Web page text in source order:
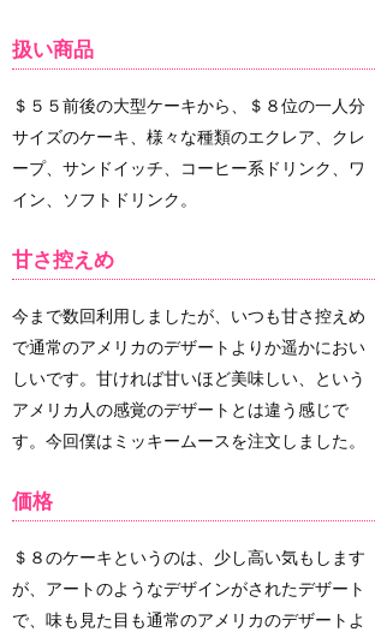
扱い商品
＄５５前後の大型ケーキから、＄８位の一人分
サイズのケーキ、様々な種類のエクレア、クレ
ープ、サンドイッチ、コーヒー系ドリンク、ワ
イン、ソフトドリンク。
甘さ控えめ
今まで数回利用しましたが、いつも甘さ控えめ
で通常のアメリカのデザートよりか遥かにおい
しいです。甘ければ甘いほど美味しい、という
アメリカ人の感覚のデザートとは違う感じで
す。今回僕はミッキームースを注文しました。
価格
＄８のケーキというのは、少し高い気もします
が、アートのようなデザインがされたデザート
で、味も見た目も通常のアメリカのデザートよ